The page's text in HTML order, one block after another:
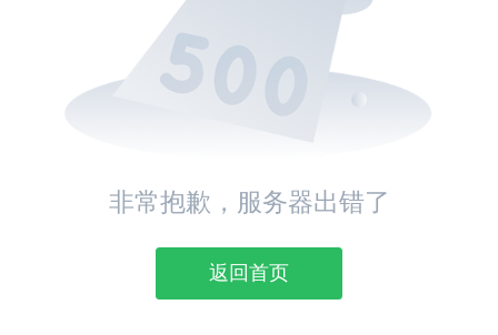
非常抱歉，服务器出错了
返回首页